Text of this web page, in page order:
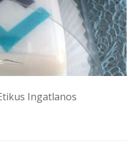
Ingatlanos